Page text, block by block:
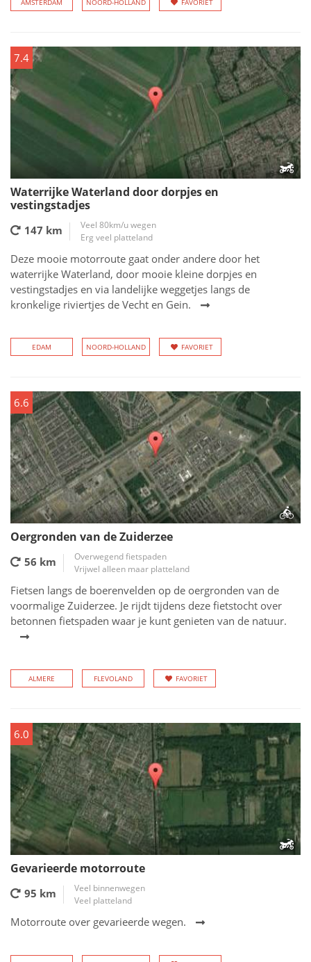
AMSTERDAM NOORD-HOLLAND FAVORIET
7.4
Waterrijke Waterland door dorpjes en
vestingstadjes
147 km
Veel 80km/u wegen
Erg veel platteland
Deze mooie motorroute gaat onder andere door het
waterrijke Waterland, door mooie kleine dorpjes en
vestingstadjes en via landelijke weggetjes langs de
kronkelige riviertjes de Vecht en Gein.
EDAM NOORD-HOLLAND FAVORIET
6.6
Oergronden van de Zuiderzee
56 km
Overwegend fietspaden
Vrijwel alleen maar platteland
Fietsen langs de boerenvelden op de oergronden van de
voormalige Zuiderzee. Je rijdt tijdens deze fietstocht over
betonnen fietspaden waar je kunt genieten van de natuur.
ALMERE FLEVOLAND FAVORIET
6.0
Gevarieerde motorroute
95 km
Veel binnenwegen
Veel platteland
Motorroute over gevarieerde wegen.